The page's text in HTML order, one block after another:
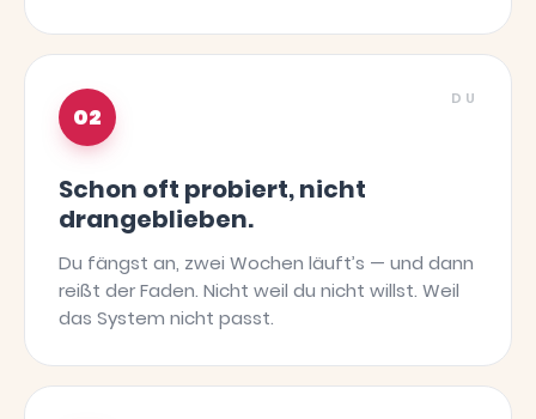
02
DU
Schon oft probiert, nicht
drangeblieben.
Du fängst an, zwei Wochen läuft’s — und dann
reißt der Faden. Nicht weil du nicht willst. Weil
das System nicht passt.